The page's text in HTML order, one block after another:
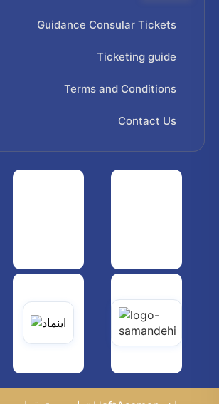
Guidance Consular Tickets
Ticketing guide
Terms and Conditions
Contact Us